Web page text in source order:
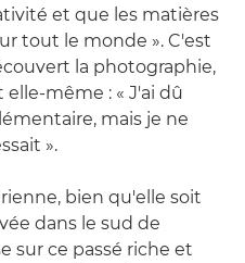
et que les matières
tout le monde ». C'est
la photographie,
même : « J'ai dû
mais je ne
».
bien qu'elle soit
dans le sud de
sur ce passé riche et